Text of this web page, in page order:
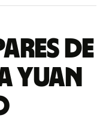
de
yuan